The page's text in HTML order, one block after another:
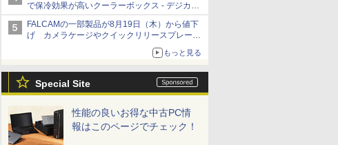
で保冷効果が高いクーラーボックス - デジカメ
Watch
FALCAMの一部製品が8月19日（木）から値下
げ カメラケージやクイックリリースプレート
もっと見る
Special Site
性能の良いお得な中古PC情
報はこのページでチェック！